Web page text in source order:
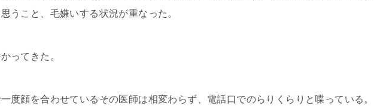
うこと、毛嫌いする状況が重なった。
ってきた。
度顔を合わせているその医師は相変わらず、電話口でのらりくらりと喋っている。